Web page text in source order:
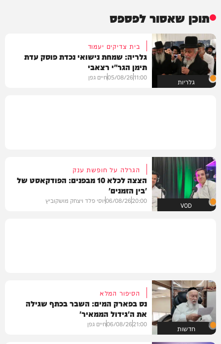
תוכן שאסור לפספס
גלריות
בית צדיקים יעמוד
גלריה: שמחת נישואי נכדת פוסק עדת
תימן הגר"י רצאבי
11:00
05/08/26חיים גפן
VOD
הגרלה על חופשת ענק
הצצה לכלא 10 מבפנים: הפודקאסט של
'בין הזמנים'
20:00
06/08/26יוסי פלד ויצחק מושקוביץ
חדשות
הסיפור המלא
נס בפארק המים: השבר בכתף שגילה
את ה'גידול הממאיר'
21:00
06/08/26חיים גפן